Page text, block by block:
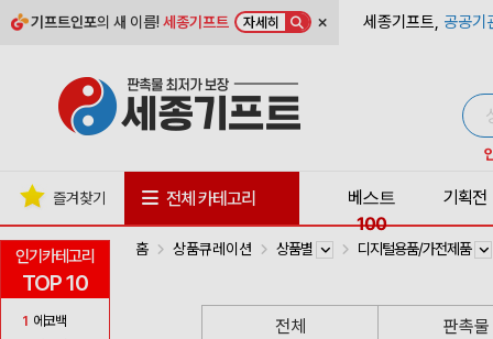
기프트인포의 새 이름!세종기프트 자세히 × 세종기프트, 공공기
인기카테고리
TOP 10
1 에코백
즐겨찾기 전체 카테고리
베스트
100
기획전
홈 상품큐레이션 상품별 디지털용품/가전제품
전체
판촉물